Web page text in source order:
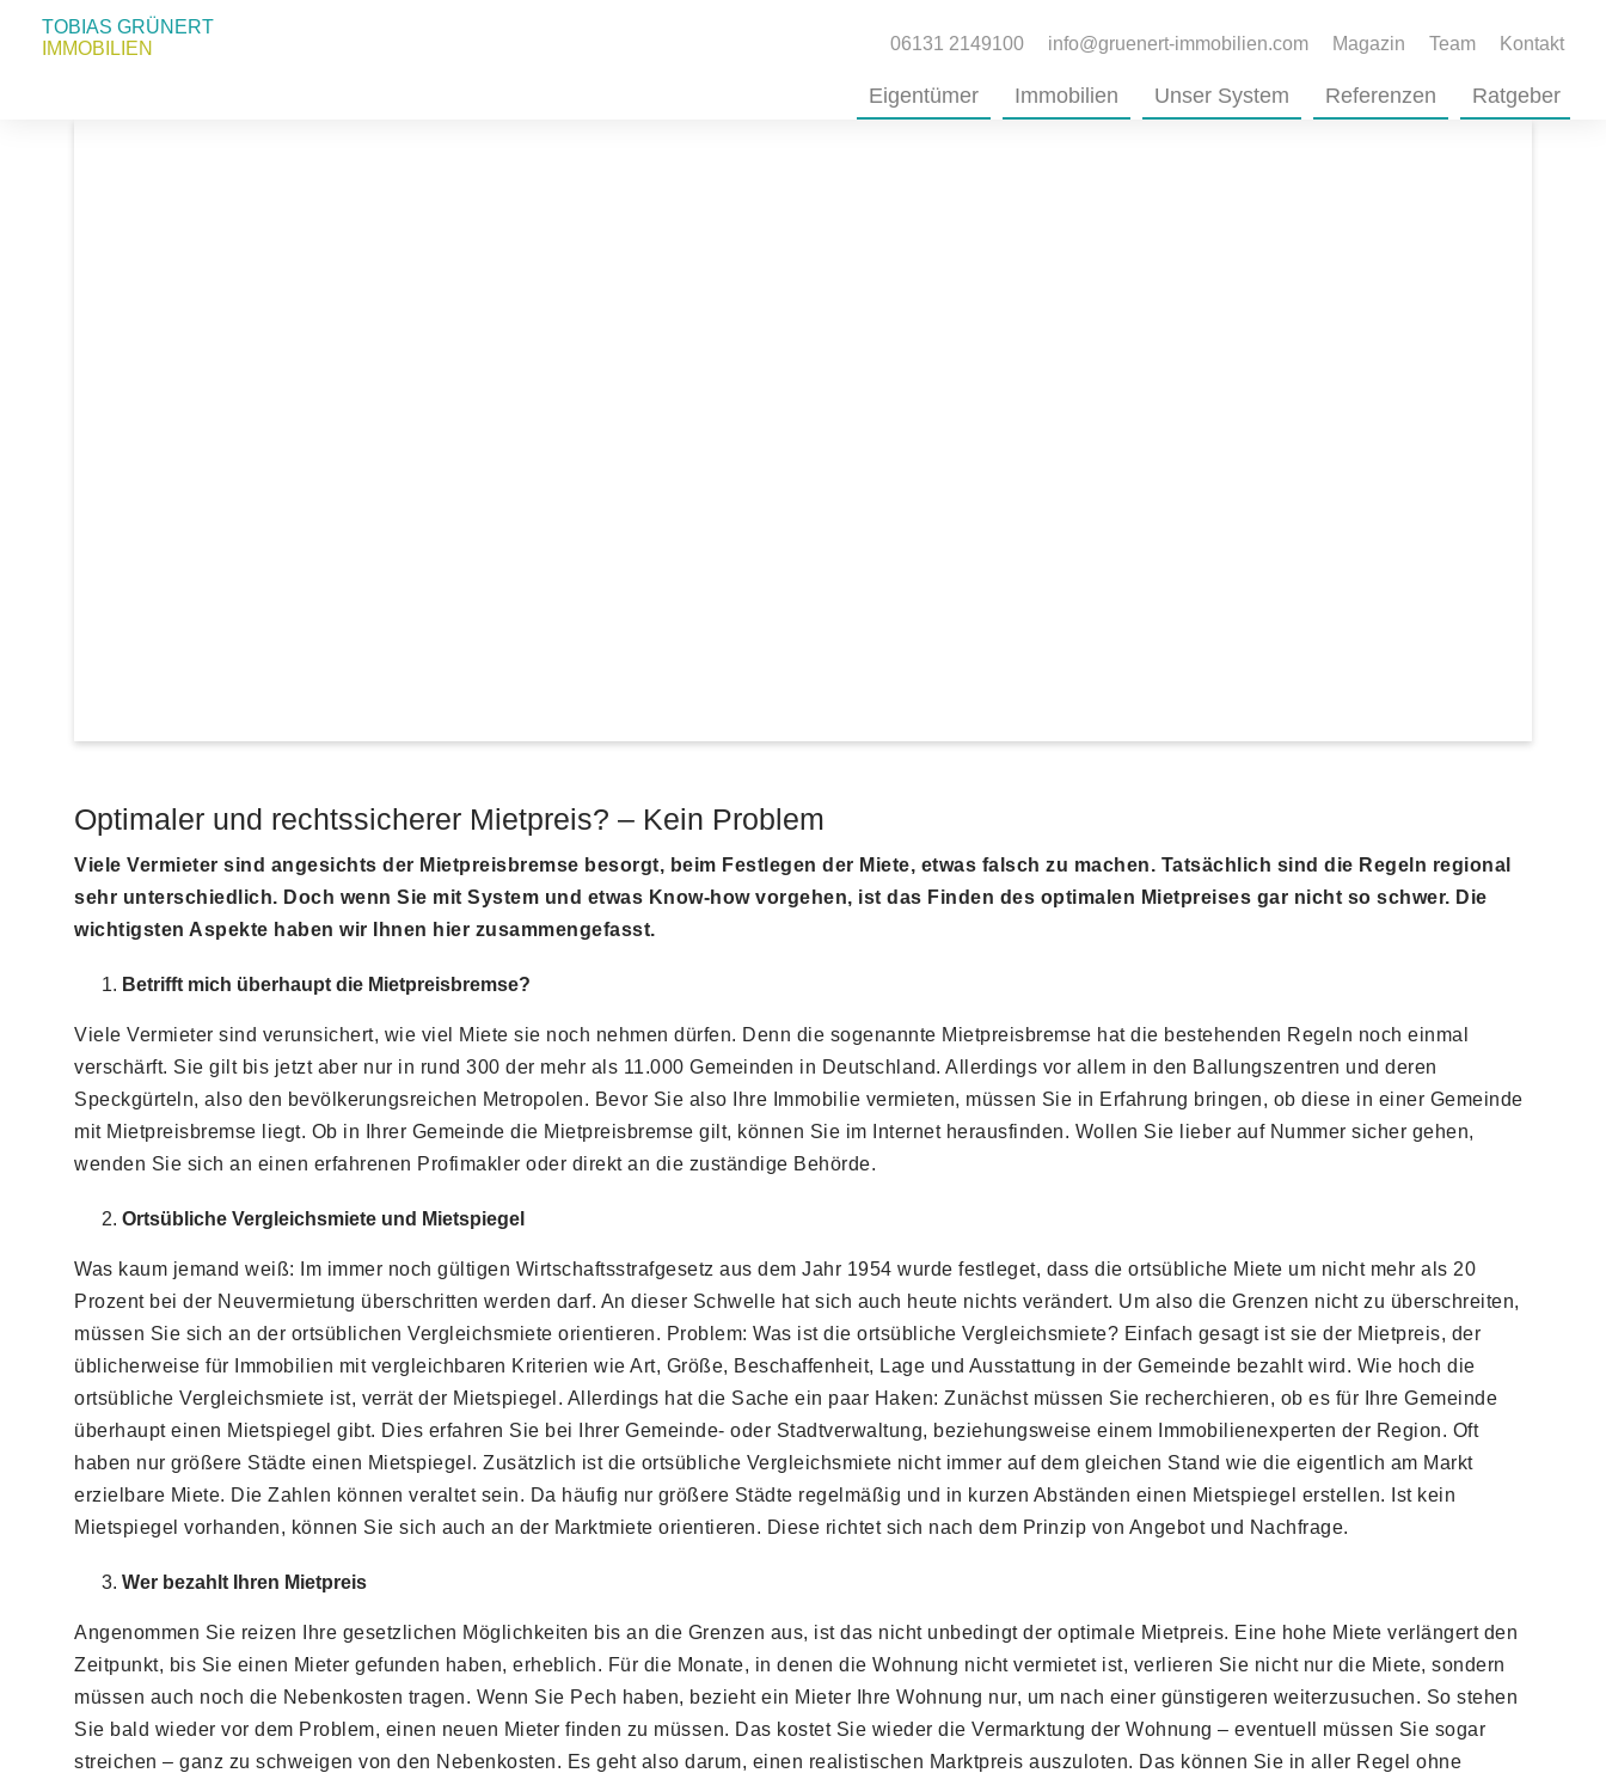
TOBIAS GRÜNERT
IMMOBILIEN
06131 2149100 info@gruenert-immobilien.com Magazin Team Kontakt
Eigentümer Immobilien Unser System Referenzen Ratgeber
Optimaler und rechtssicherer Mietpreis? – Kein Problem
Viele Vermieter sind angesichts der Mietpreisbremse besorgt, beim Festlegen der Miete, etwas falsch zu machen. Tatsächlich sind die Regeln regional
sehr unterschiedlich. Doch wenn Sie mit System und etwas Know-how vorgehen, ist das Finden des optimalen Mietpreises gar nicht so schwer. Die
wichtigsten Aspekte haben wir Ihnen hier zusammengefasst.
Betrifft mich überhaupt die Mietpreisbremse?
Viele Vermieter sind verunsichert, wie viel Miete sie noch nehmen dürfen. Denn die sogenannte Mietpreisbremse hat die bestehenden Regeln noch einmal
verschärft. Sie gilt bis jetzt aber nur in rund 300 der mehr als 11.000 Gemeinden in Deutschland. Allerdings vor allem in den Ballungszentren und deren
Speckgürteln, also den bevölkerungsreichen Metropolen. Bevor Sie also Ihre Immobilie vermieten, müssen Sie in Erfahrung bringen, ob diese in einer Gemeinde
mit Mietpreisbremse liegt. Ob in Ihrer Gemeinde die Mietpreisbremse gilt, können Sie im Internet herausfinden. Wollen Sie lieber auf Nummer sicher gehen,
wenden Sie sich an einen erfahrenen Profimakler oder direkt an die zuständige Behörde.
Ortsübliche Vergleichsmiete und Mietspiegel
Was kaum jemand weiß: Im immer noch gültigen Wirtschaftsstrafgesetz aus dem Jahr 1954 wurde festleget, dass die ortsübliche Miete um nicht mehr als 20
Prozent bei der Neuvermietung überschritten werden darf. An dieser Schwelle hat sich auch heute nichts verändert. Um also die Grenzen nicht zu überschreiten,
müssen Sie sich an der ortsüblichen Vergleichsmiete orientieren. Problem: Was ist die ortsübliche Vergleichsmiete? Einfach gesagt ist sie der Mietpreis, der
üblicherweise für Immobilien mit vergleichbaren Kriterien wie Art, Größe, Beschaffenheit, Lage und Ausstattung in der Gemeinde bezahlt wird. Wie hoch die
ortsübliche Vergleichsmiete ist, verrät der Mietspiegel. Allerdings hat die Sache ein paar Haken: Zunächst müssen Sie recherchieren, ob es für Ihre Gemeinde
überhaupt einen Mietspiegel gibt. Dies erfahren Sie bei Ihrer Gemeinde- oder Stadtverwaltung, beziehungsweise einem Immobilienexperten der Region. Oft
haben nur größere Städte einen Mietspiegel. Zusätzlich ist die ortsübliche Vergleichsmiete nicht immer auf dem gleichen Stand wie die eigentlich am Markt
erzielbare Miete. Die Zahlen können veraltet sein. Da häufig nur größere Städte regelmäßig und in kurzen Abständen einen Mietspiegel erstellen. Ist kein
Mietspiegel vorhanden, können Sie sich auch an der Marktmiete orientieren. Diese richtet sich nach dem Prinzip von Angebot und Nachfrage.
Wer bezahlt Ihren Mietpreis
Angenommen Sie reizen Ihre gesetzlichen Möglichkeiten bis an die Grenzen aus, ist das nicht unbedingt der optimale Mietpreis. Eine hohe Miete verlängert den
Zeitpunkt, bis Sie einen Mieter gefunden haben, erheblich. Für die Monate, in denen die Wohnung nicht vermietet ist, verlieren Sie nicht nur die Miete, sondern
müssen auch noch die Nebenkosten tragen. Wenn Sie Pech haben, bezieht ein Mieter Ihre Wohnung nur, um nach einer günstigeren weiterzusuchen. So stehen
Sie bald wieder vor dem Problem, einen neuen Mieter finden zu müssen. Das kostet Sie wieder die Vermarktung der Wohnung – eventuell müssen Sie sogar
streichen – ganz zu schweigen von den Nebenkosten. Es geht also darum, einen realistischen Marktpreis auszuloten. Das können Sie in aller Regel ohne